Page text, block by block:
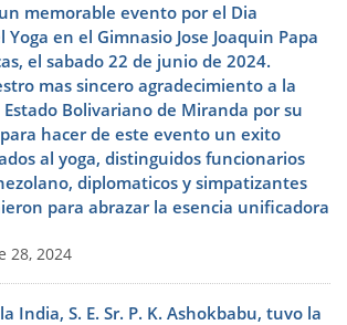
memorable evento por el Dia
en el Gimnasio Jose Joaquin Papa
el sabado 22 de junio de 2024.
mas sincero agradecimiento a la
Bolivariano de Miranda por su
hacer de este evento un exito
al yoga, distinguidos funcionarios
diplomaticos y simpatizantes
para abrazar la esencia unificadora
28, 2024
India, S. E. Sr. P. K. Ashokbabu, tuvo la